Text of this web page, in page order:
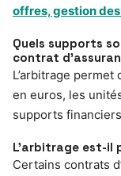
offres, gestion
Quels supports
contrat
L’arbitrage
en euros, les
supports
L’arbitrage est-il
Certains contrats